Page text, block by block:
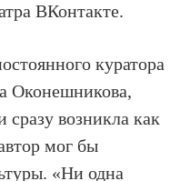
ВКонтакте.
куратора
Оконешникова,
возникла как
мог бы
«Ни одна